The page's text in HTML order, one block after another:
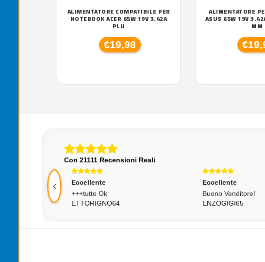
ALIMENTATORE COMPATIBILE PER
NOTEBOOK ACER 65W 19V 3.42A
PLU
€19,98
ALIMENTATORE
ASUS 65W 19V
MM
Con 21111 Recensioni Reali